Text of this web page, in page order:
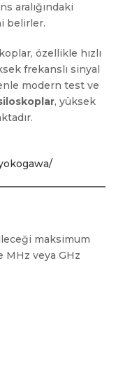
aralığındaki
belirler.
özellikle hızlı
frekanslı sinyal
modern test ve
, yüksek
maksimum
MHz veya GHz